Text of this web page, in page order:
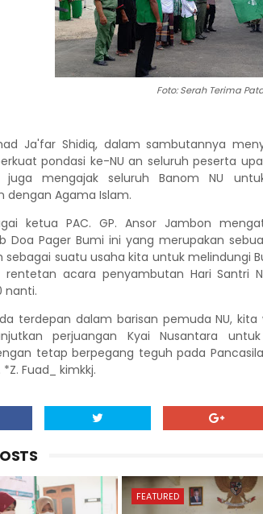
Foto: Serah Terima
Ja'far Shidiq, dalam sambutannya
pondasi ke-NU an seluruh peserta
juga mengajak seluruh Banom NU
dengan Agama Islam.
ketua PAC. GP. Ansor Jambon
Doa Pager Bumi ini yang merupakan
sebagai suatu usaha kita untuk melindungi
rentetan acara penyambutan Hari Santri
nanti.
terdepan dalam barisan pemuda NU,
perjuangan Kyai Nusantara
tetap berpegang teguh pada
Fuad_ kimkkj.
FEATURED